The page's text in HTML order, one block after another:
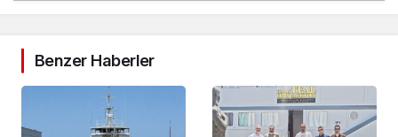
Benzer Haberler